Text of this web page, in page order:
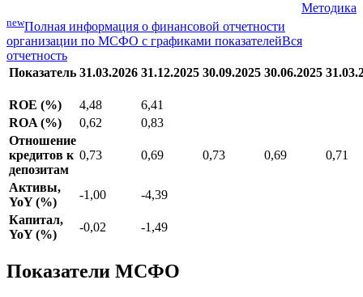
Методика
newПолная информация о финансовой отчетности
организации по МСФО с графиками показателейВся
отчетность
Показатель 31.03.2026 31.12.2025 30.09.2025 30.06.2025
ROE (%) 4,48
6,41
ROA (%)
0,62
0,83
Отношение
кредитов к
депозитам
0,73 0,69 0,73 0,69 0,71
Активы,
YoY (%)
-1,00
-4,39
Капитал,
YoY (%)
-0,02 -1,49
Показатели МСФО